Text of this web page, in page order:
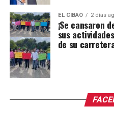
EL CIBAO 2 días
¡Se cansaron
sus
de su